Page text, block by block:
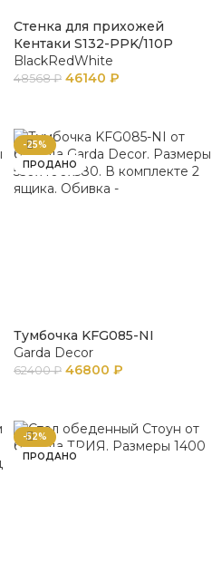
Стенка для прихожей
Кентаки S132-PPK/110P
BlackRedWhite
48568₽ 46140 ₽
-25%
ПРОДАНО
Тумбочка KFG085-NI
Garda Decor
62400₽ 46800 ₽
-52%
ПРОДАНО